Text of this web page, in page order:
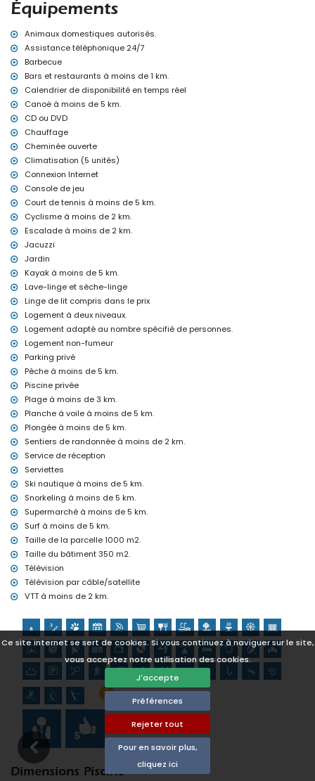
Ce site internet se sert de cookies. Si vous continuez à naviguer sur le site,
vous acceptez notre utilisation des cookies.
J'accepte
Préférences
Rejeter tout
Pour en savoir plus,
cliquez ici
espace salon et salle à manger extérieurs
parking privé couvert et fermé
Plus d'informations
kilomètres de la villa)
plage la plus proche: Las Marinas, Denia (à moins de 3 kilomètres
de la villa)
port le plus proche: La Marina, Denia (à moins de 3 kilomètres de
la villa)
parc le plus proche: Montgo, Denia (à moins de 3 kilomètres de la
villa)
aéroport le plus proche: Alicante (à moins de 100 kilomètres de la
villa)
deuxième aéroport le plus proche: Valence (> 100 kilomètres)
interdiction de fumer
animaux domestiques admis
Installations et services inclus dans le prix de location de la villa
internet (WiFi)
aspirateur
linge de lit et serviettes
service de réception et service d'urgence 24 heures sur 24
console de jeux (PlayStation 3)
chauffage à air et climatisation
Installations et services avec supplément
jacuzzi extérieur
lit supplémentaire et lits/couffins pour enfants (sur demande)
Divertissements et activités de loisirs pour vos vacances à Denia,
Costa Blanca
bar, promenade (Las Marinas et Denia) (à moins de 5 kilomètres
de la maison)
Sites et culture à Denia, Costa Blanca
musée (Histórico de Denia), église (Portal de la Vila, Denia),
château (Portal de la Vila, Denia), monument (Pueblo de Denia),
bâtiment architectural (Centro de Denia) et lieu historique
(Histórico de Denia) (à moins de 5 kilomètres de l'hébergement)
ruine (Molinos de Viento et Javea) (à moins de 10 kilomètres de
l'hébergement)
Sports
tennis, randonnée, VTT, cyclisme, escalade, canoë, kayak, pêche,
plongée, snorkeling, surf, planche à voile et ski nautique (à moins
de 5 kilomètres de la villa)
kilomètres de la villa)
Équipements
Animaux domestiques autorisés.
Assistance téléphonique 24/7
Barbecue
Bars et restaurants à moins de 1 km.
Calendrier de disponibilité en temps réel
Canoë à moins de 5 km.
CD ou DVD
Chauffage
Cheminée ouverte
Climatisation (5 unités)
Connexion Internet
Console de jeu
Court de tennis à moins de 5 km.
Cyclisme à moins de 2 km.
Escalade à moins de 2 km.
Jacuzzi
Jardin
Kayak à moins de 5 km.
Lave-linge et sèche-linge
Linge de lit compris dans le prix
Logement à deux niveaux.
Logement adapté au nombre spécifié de personnes.
Logement non-fumeur
Parking privé
Pêche à moins de 5 km.
Piscine privée
Plage à moins de 3 km.
Planche à voile à moins de 5 km.
Plongée à moins de 5 km.
Sentiers de randonnée à moins de 2 km.
Service de réception
Serviettes
Ski nautique à moins de 5 km.
Snorkeling à moins de 5 km.
Supermarché à moins de 5 km.
Surf à moins de 5 km.
Taille de la parcelle 1000 m2.
Taille du bâtiment 350 m2.
Télévision
Télévision par câble/satellite
VTT à moins de 2 km.
Dimensions Piscine